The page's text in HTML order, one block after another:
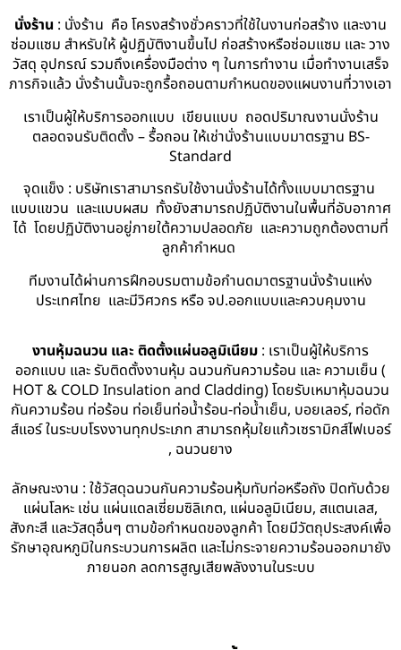
นั่งร้าน : นั่งร้าน คือ โครงสร้างชั่วคราวที่ใช้ในงานก่อสร้าง และงาน
ซ่อมแซม สำหรับให้ ผู้ปฏิบัติงานขึ้นไป ก่อสร้างหรือซ่อมแซม และ วาง
วัสดุ อุปกรณ์ รวมถึงเครื่องมือต่าง ๆ ในการทำงาน เมื่อทำงานเสร็จ
ภารกิจแล้ว นั่งร้านนั้นจะถูกรื้อถอนตามกำหนดของแผนงานที่วางเอา
เราเป็นผู้ให้บริการออกแบบ เขียนแบบ ถอดปริมาณงานนั่งร้าน
ตลอดจนรับติดตั้ง – รื้อถอน ให้เช่านั่งร้านแบบมาตรฐาน BS-
Standard
จุดแข็ง : บริษัทเราสามารถรับใช้งานนั่งร้านได้ทั้งแบบมาตรฐาน
แบบแขวน และแบบผสม ทั้งยังสามารถปฏิบัติงานในพื้นที่อับอากาศ
ได้ โดยปฏิบัติงานอยู่ภายใต้ความปลอดภัย และความถูกต้องตามที่
ลูกค้ากำหนด
ทีมงานได้ผ่านการฝึกอบรมตามข้อกำนดมาตรฐานนั่งร้านแห่ง
ประเทศไทย และมีวิศวกร หรือ จป.ออกแบบและควบคุมงาน
งานหุ้มฉนวน และ ติดตั้งแผ่นอลูมิเนียม : เราเป็นผู้ให้บริการ
ออกแบบ และ รับติดตั้งงานหุ้ม ฉนวนกันความร้อน และ ความเย็น (
HOT & COLD Insulation and Cladding) โดยรับเหมาหุ้มฉนวน
กันความร้อน ท่อร้อน ท่อเย็นท่อน้ำร้อน-ท่อน้ำเย็น, บอยเลอร์, ท่อดัก
ส์แอร์ ในระบบโรงงานทุกประเภท สามารถหุ้มใยแก้วเซรามิกส์ไฟเบอร์
, ฉนวนยาง
ลักษณะงาน : ใช้วัสดุฉนวนกันความร้อนหุ้มทับท่อหรือถัง ปิดทับด้วย
แผ่นโลหะ เช่น แผ่นแดลเซี่ยมซิลิเกต, แผ่นอลูมิเนียม, สแตนเลส,
สังกะสี และวัสดุอื่นๆ ตามข้อกำหนดของลูกค้า โดยมีวัตถุประสงค์เพื่อ
รักษาอุณหภูมิในกระบวนการผลิต และไม่กระจายความร้อนออกมายัง
ภายนอก ลดการสูญเสียพลังงานในระบบ